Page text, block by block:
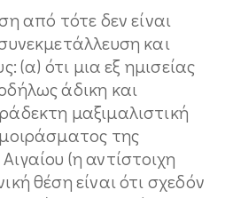
από τότε δεν είναι
και
(α) ότι μια εξ ημισείας
άδικη και
μαξιμαλιστική
της
(η αντίστοιχη
θέση είναι ότι σχεδόν